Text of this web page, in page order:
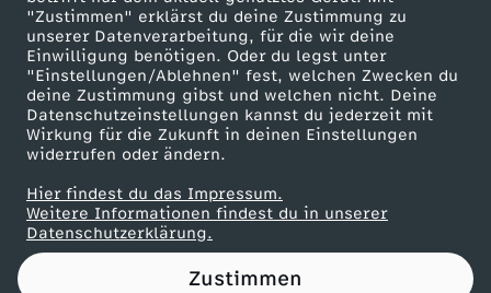
"Zustimmen" erklärst du deine Zustimmung zu
unserer Datenverarbeitung, für die wir deine
Einwilligung benötigen. Oder du legst unter
"Einstellungen/Ablehnen" fest, welchen Zwecken du
deine Zustimmung gibst und welchen nicht. Deine
Datenschutzeinstellungen kannst du jederzeit mit
Wirkung für die Zukunft in deinen Einstellungen
widerrufen oder ändern.
Hier findest du das Impressum.
Weitere Informationen findest du in unserer
Datenschutzerklärung.
Zustimmen
s
t
y
l
e
Werbefernsehen
Mainzelmännchen
Partner